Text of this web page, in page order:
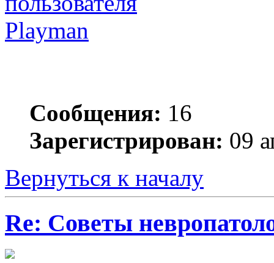
Playmаn
Сообщения: 16
Зарегистрирован: 09
Вернуться к началу
Re: Советы